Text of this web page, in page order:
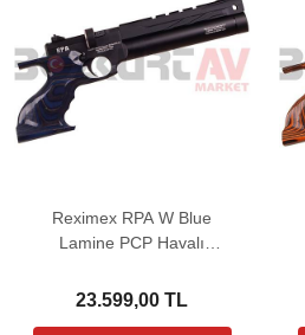
Reximex RPA W Blue
Lamine PCP Havalı
23.599,00 TL